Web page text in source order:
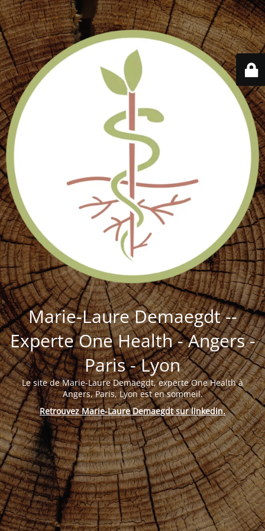
Marie-Laure Demaegdt --
Experte One Health - Angers -
Paris - Lyon
Le site de Marie-Laure Demaegdt, experte One Health à
Angers, Paris, Lyon est en sommeil.
Retrouvez Marie-Laure Demaegdt sur linkedin.